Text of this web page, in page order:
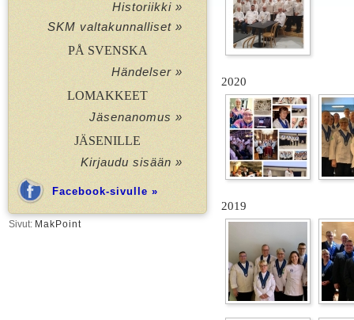
Historiikki »
SKM valtakunnalliset »
PÅ SVENSKA
Händelser »
LOMAKKEET
Jäsenanomus »
JÄSENILLE
Kirjaudu sisään »
Facebook-sivulle »
Sivut: MakPoint
2020
2019